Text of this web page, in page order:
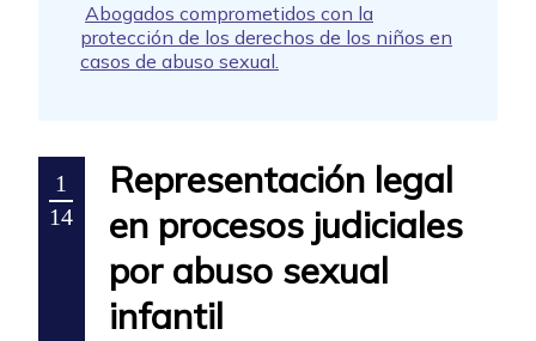
Abogados comprometidos con la
protección de los derechos de los niños en
casos de abuso sexual.
1
14
Representación legal
en procesos judiciales
por abuso sexual
infantil